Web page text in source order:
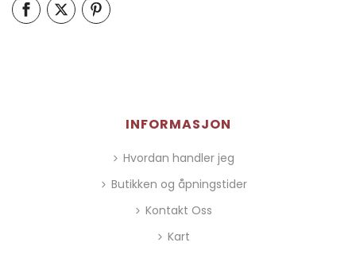
INFORMASJON
Hvordan handler jeg
Butikken og åpningstider
Kontakt Oss
Kart